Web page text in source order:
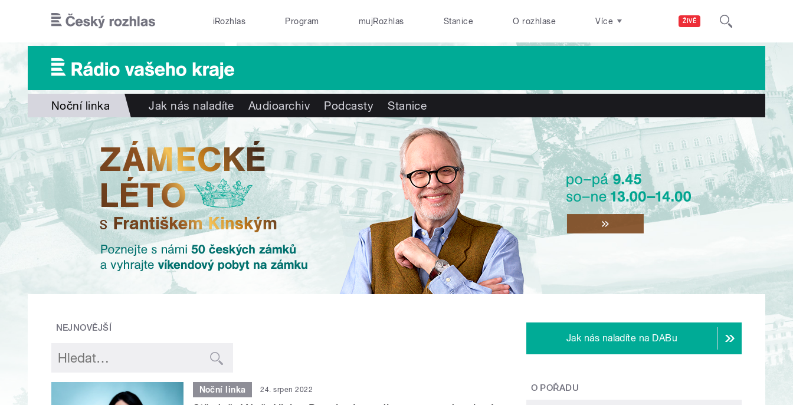
ŽIVĚ
iRozhlas Program mujRozhlas Stanice O rozhlase Více
Noční linka Jak nás naladíte Audioarchiv Podcasty Stanice
NEJNOVĚJŠÍ
Noční linka 24. srpen 2022
Jak nás naladíte na DABu
O POŘADU